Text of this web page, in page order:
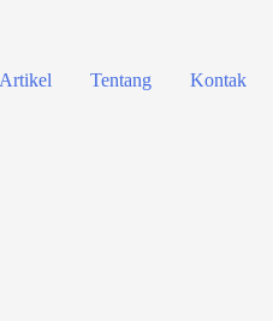
Artikel Tentang Kontak